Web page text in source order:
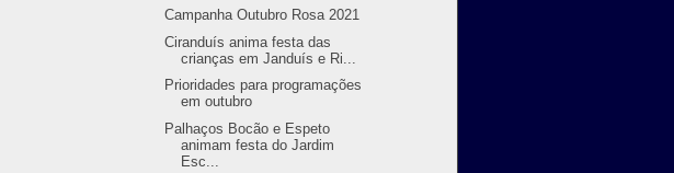
Campanha Outubro Rosa 2021
Ciranduís anima festa das
crianças em Janduís e Ri...
Prioridades para programações
em outubro
Palhaços Bocão e Espeto
animam festa do Jardim
Esc...